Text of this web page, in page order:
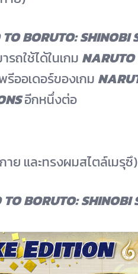
BORUTO: SHINOBI
รถใช้ได้ในเกม NARUTO
รีออเดอร์ของเกม
อีกหนึ่งต่อ
าย และทรงผมสไตล์เมรุซึ)
BORUTO: SHINOBI